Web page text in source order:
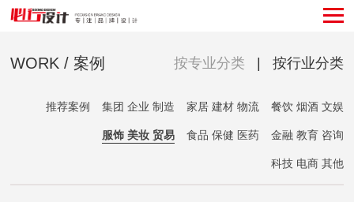
WORK / 案例 按专业分类 按行业分类
推荐案例 集团 企业 制造 家居 建材 物流 餐饮 烟酒 文娱
服饰 美妆 贸易 食品 保健 医药 金融 教育 咨询
科技 电商 其他